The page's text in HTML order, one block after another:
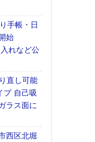
手帳・日
始
れなど公
直し可能
プ 自己吸
ラス面に
西区北堀